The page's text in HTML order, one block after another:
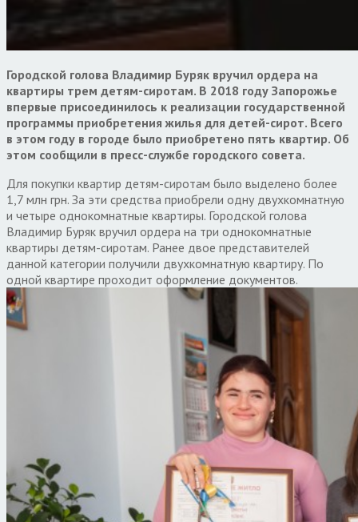
Городской голова Владимир Буряк вручил ордера на
квартиры трем детям-сиротам. В 2018 году Запорожье
впервые присоединилось к реализации государственной
программы приобретения жилья для детей-сирот. Всего
в этом году в городе было приобретено пять квартир. Об
этом сообщили в пресс-службе городского совета.
Для покупки квартир детям-сиротам было выделено более
1,7 млн грн. За эти средства приобрели одну двухкомнатную
и четыре однокомнатные квартиры. Городской голова
Владимир Буряк вручил ордера на три однокомнатные
квартиры детям-сиротам. Ранее двое представителей
данной категории получили двухкомнатную квартиру. По
одной квартире проходит оформление документов.